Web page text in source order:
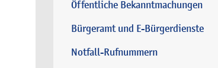
Öffentliche Bekanntmachungen
Bürgeramt und E-Bürgerdienste
Notfall-Rufnummern